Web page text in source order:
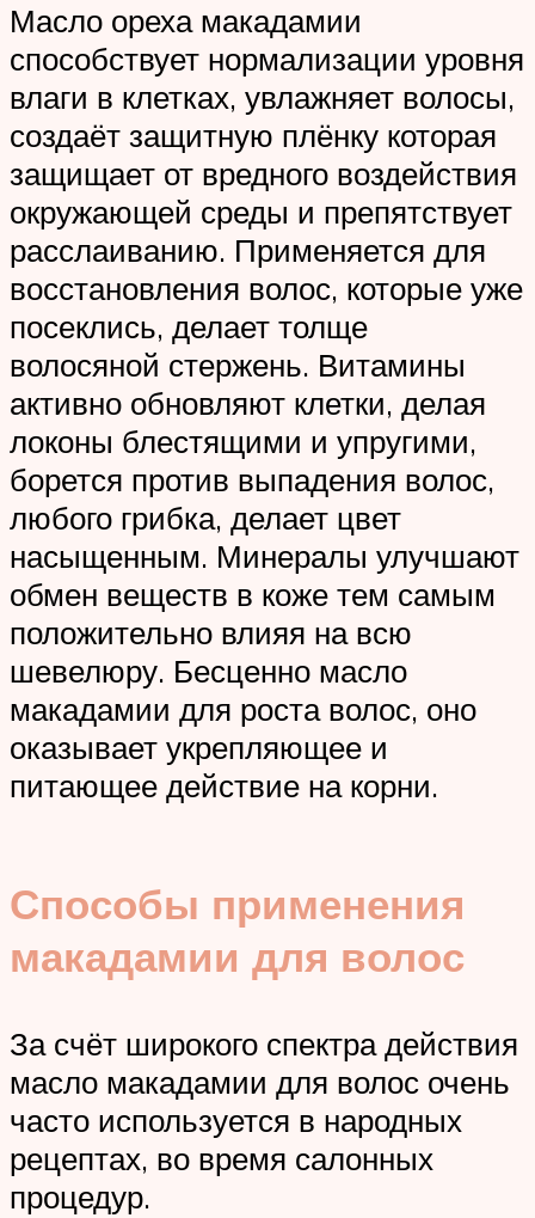
Масло ореха макадамии
способствует нормализации уровня
влаги в клетках, увлажняет волосы,
создаёт защитную плёнку которая
защищает от вредного воздействия
окружающей среды и препятствует
расслаиванию. Применяется для
восстановления волос, которые уже
посеклись, делает толще
волосяной стержень. Витамины
активно обновляют клетки, делая
локоны блестящими и упругими,
борется против выпадения волос,
любого грибка, делает цвет
насыщенным. Минералы улучшают
обмен веществ в коже тем самым
положительно влияя на всю
шевелюру. Бесценно масло
макадамии для роста волос, оно
оказывает укрепляющее и
питающее действие на корни.
Способы применения
макадамии для волос
За счёт широкого спектра действия
масло макадамии для волос очень
часто используется в народных
рецептах, во время салонных
процедур.